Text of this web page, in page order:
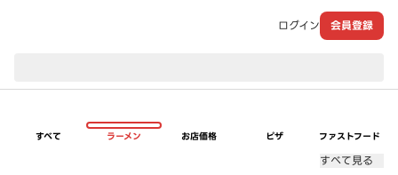
ログイン 会員登録
すべて ラーメン お店価格 ピザ ファストフード
すべて見る